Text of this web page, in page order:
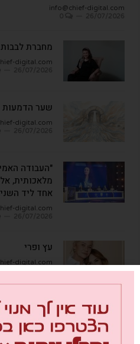
info@chief-digital.com
מחברת לבבות
digital.com
שער הדמעות
digital.com
"העבודה
מלאכותית,
אחד ליד
digital.com
עץ ופרי
digital.com
08/07/2026
כתבות אחרונות